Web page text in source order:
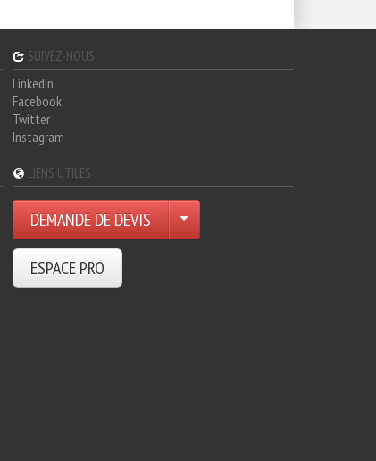
SUIVEZ-NOUS
LinkedIn
Facebook
Twitter
Instagram
LIENS UTILES
DEMANDE DE DEVIS
ESPACE PRO